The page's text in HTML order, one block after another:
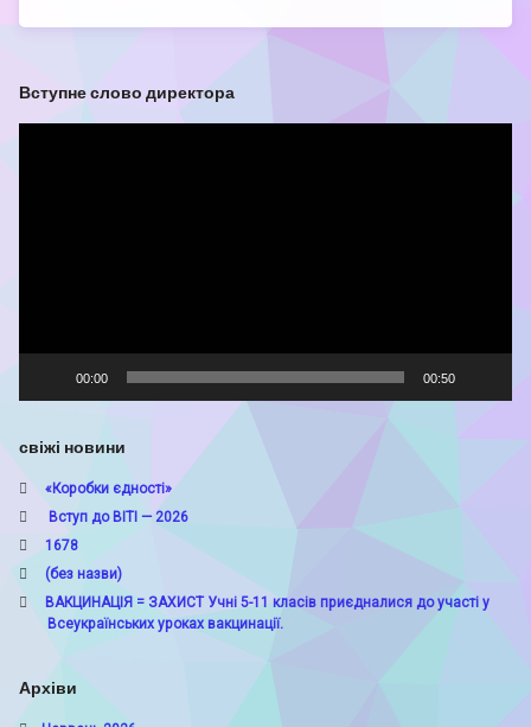
Вступне слово директора
00:00 00:50
свіжі новини
«Коробки єдності»
Вступ до ВІТІ — 2026
1678
(без назви)
ВАКЦИНАЦІЯ = ЗАХИСТ Учні 5-11 класів приєдналися до участі у
Всеукраїнських уроках вакцинації.
Архіви